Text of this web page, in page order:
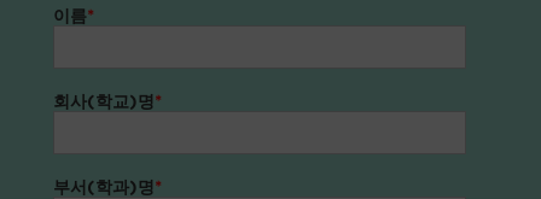
이름*
회사(학교)명*
부서(학과)명*